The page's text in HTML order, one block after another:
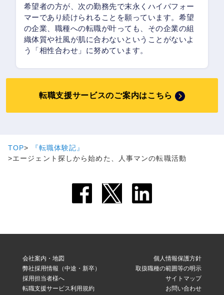
希望者の方が、次の勤務先で末永くハイパフォー
マーであり続けられることを願っています。希望
の企業、職種への転職が叶っても、その企業の組
織体質や社風が肌に合わないということがないよ
う「相性合わせ」に努めています。
転職支援サービスのご案内はこちら
TOP
『転職体験記』
エージェント探しから始めた、人事マンの転職活動
会社案内・地図
弊社採用情報（中途・新卒）
採用担当者様へ
転職支援サービス利用規約
個人情報保護方針
取扱職種の範囲等の明示
サイトマップ
お問い合わせ